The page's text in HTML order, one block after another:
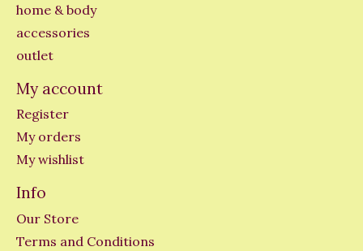
home & body
accessories
outlet
My account
Register
My orders
My wishlist
Info
Our Store
Terms and Conditions